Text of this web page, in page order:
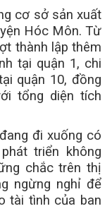
cơ sở sản xuất
Hóc Môn. Từ
thành lập thêm
tại quận 1, chi
quận 10, đồng
tổng diện tích
đi xuống có
triển không
chắc trên thị
ngừng nghỉ để
tài tình của ban